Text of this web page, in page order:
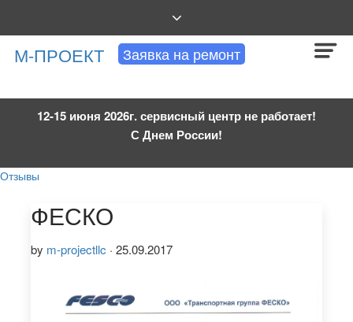
Заявка на ремонт
М-ПРОЕКТ
АВТОРИЗОВАННАЯ
СЕРВИСНАЯ
12-15 июня 2026г. сервисный центр не работает!
С Днем России!
Отзывы
ФЕСКО
by m-projectllc · 25.09.2017